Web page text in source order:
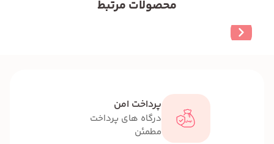
محصولات مرتبط
پرداخت امن
درگاه های پرداخت
مطمئن